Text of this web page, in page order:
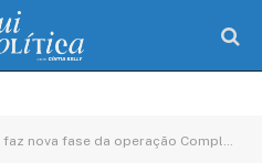
nova fase da operação Compliance Zero e mira endereços ligados ao dono do Banco Master